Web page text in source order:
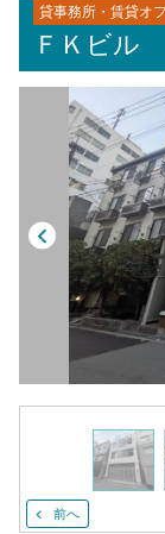
貸事務所・賃貸オ
ＦＫビル
前へ